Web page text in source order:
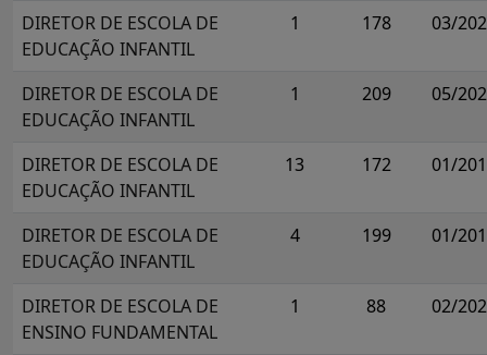
DIRETOR DE ESCOLA DE
EDUCAÇÃO INFANTIL
1 178 03/
DIRETOR DE ESCOLA DE
EDUCAÇÃO INFANTIL
1 209 05/
DIRETOR DE ESCOLA DE
EDUCAÇÃO INFANTIL
13 172 01/
DIRETOR DE ESCOLA DE
EDUCAÇÃO INFANTIL
4 199 01/
DIRETOR DE ESCOLA DE
ENSINO FUNDAMENTAL
1 88 02/